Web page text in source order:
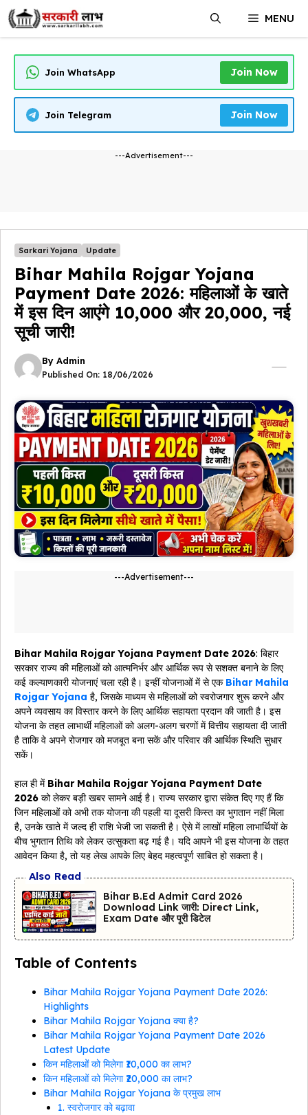
Skip
to
content
MENU
Join WhatsApp Join Now
Join Telegram Join Now
---Advertisement---
Sarkari Yojana Update
Bihar Mahila Rojgar Yojana
Payment Date 2026: महिलाओं के खाते
में इस दिन आएंगे ₹10,000 और ₹20,000, नई
सूची जारी!
By Admin
Published On: 18/06/2026
---Advertisement---
Bihar Mahila Rojgar Yojana Payment Date 2026: बिहार
सरकार राज्य की महिलाओं को आत्मनिर्भर और आर्थिक रूप से सशक्त बनाने के लिए
कई कल्याणकारी योजनाएं चला रही है। इन्हीं योजनाओं में से एक Bihar Mahila
Rojgar Yojana है, जिसके माध्यम से महिलाओं को स्वरोजगार शुरू करने और
अपने व्यवसाय का विस्तार करने के लिए आर्थिक सहायता प्रदान की जाती है। इस
योजना के तहत लाभार्थी महिलाओं को अलग-अलग चरणों में वित्तीय सहायता दी जाती
है ताकि वे अपने रोजगार को मजबूत बना सकें और परिवार की आर्थिक स्थिति सुधार
सकें।
हाल ही में Bihar Mahila Rojgar Yojana Payment Date
2026 को लेकर बड़ी खबर सामने आई है। राज्य सरकार द्वारा संकेत दिए गए हैं कि
जिन महिलाओं को अभी तक योजना की पहली या दूसरी किस्त का भुगतान नहीं मिला
है, उनके खाते में जल्द ही राशि भेजी जा सकती है। ऐसे में लाखों महिला लाभार्थियों के
बीच भुगतान तिथि को लेकर उत्सुकता बढ़ गई है। यदि आपने भी इस योजना के तहत
आवेदन किया है, तो यह लेख आपके लिए बेहद महत्वपूर्ण साबित हो सकता है।
Also Read
Bihar B.Ed Admit Card 2026
Download Link जारी: Direct Link,
Exam Date और पूरी डिटेल
Table of Contents
Bihar Mahila Rojgar Yojana Payment Date 2026:
Highlights
Bihar Mahila Rojgar Yojana क्या है?
Bihar Mahila Rojgar Yojana Payment Date 2026
Latest Update
किन महिलाओं को मिलेगा ₹10,000 का लाभ?
किन महिलाओं को मिलेगा ₹20,000 का लाभ?
Bihar Mahila Rojgar Yojana के प्रमुख लाभ
1. स्वरोजगार को बढ़ावा